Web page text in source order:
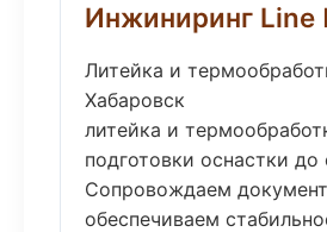
Инжиниринг Line
Литейка и
Хабаровск
литейка и
подготовки оснастки до
Сопровождаем
обеспечиваем